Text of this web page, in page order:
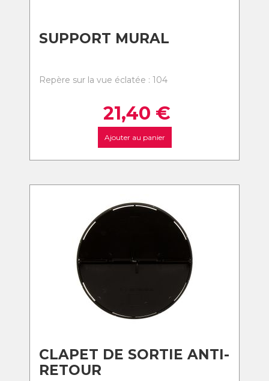
SUPPORT MURAL
Repère sur la vue éclatée : 104
21,40 €
Ajouter au panier
CLAPET DE SORTIE ANTI-
RETOUR